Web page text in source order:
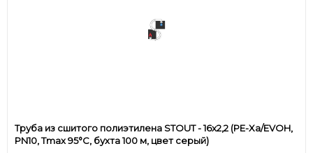
Труба из сшитого полиэтилена STOUT - 16x2,2 (PE-Xa/EVOH,
PN10, Tmax 95°C, бухта 100 м, цвет серый)